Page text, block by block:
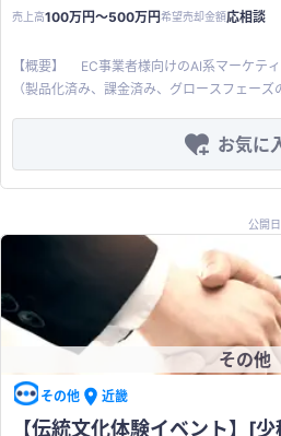
ています。 差別化ポイント・強み： 読み書き困難者というニッチな領域に特化
きる点が差別化要因です。 競合もほとんど
す。 日本語に最適化したUI/UXと、シンプルで直感的な操作性により、子ども
https://docs.google.com/presentation/d/
売上高100万円〜500万円希望売却金額応相談
【概要】 EC事業者様向けのAI系マーケテ
（製品化済み、課金済み、グロースフェーズのサービス） 【
サービスレベルで競合無し（海外サービスで
プロダクト設計（顧客ごとにカスタマイズが
活動に注力ができない状態です。事業の選
は、販売しやすいSaaS製品となるので、シ
希望しております。 特に下記の企業様は相性
Shopifyで構築しているECサイトを保有して
を抱えている（ECのみで月商1,000万円～）
業様（既存プロダクトと絡めてアップセル
ライズ企業の場合、トラフィックが一定ある
化もしやすい（従量課金モデルのため） ※現
お気に
公開
その他
その他 近畿
【伝統文化体験イベント】[